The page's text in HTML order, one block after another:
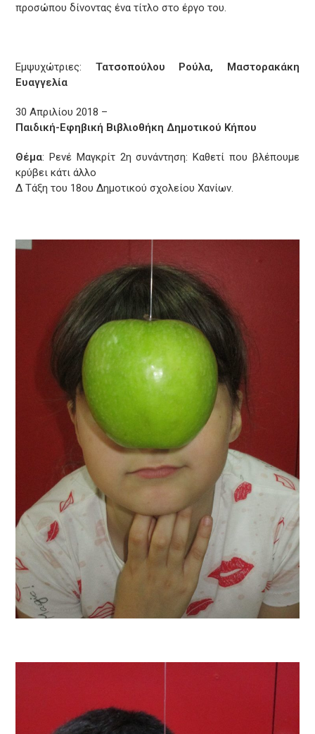
προσώπου δίνοντας ένα τίτλο στο έργο του.
Εμψυχώτριες: Τατσοπούλου Ρούλα, Μαστορακάκη
Ευαγγελία
30 Απριλίου 2018 –
Παιδική-Εφηβική Βιβλιοθήκη Δημοτικού Κήπου
Θέμα: Ρενέ Μαγκρίτ 2η συνάντηση: Καθετί που βλέπουμε
κρύβει κάτι άλλο
Δ Τάξη του 18ου Δημοτικού σχολείου Χανίων.